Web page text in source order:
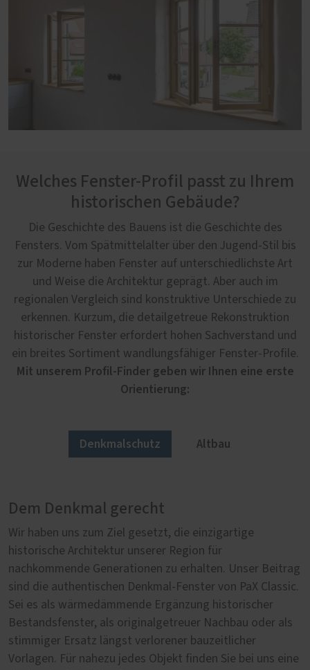
Welches Fenster-Profil passt zu Ihrem
historischen Gebäude?
Die Geschichte des Bauens ist die Geschichte des
Fensters. Vom Spätmittelalter über den Jugend-Stil bis
zur Moderne haben Fenster auf unterschiedlichste Art
und Weise die Architektur geprägt. Aber auch im
regionalen Vergleich sind konstruktive Unterschiede zu
erkennen. Kurzum, die detailgetreue Rekonstruktion
historischer Fenster erfordert hohen Sachverstand und
ein breites Sortiment wandlungsfähiger Fenster-Profile.
Mit unserem Profil-Finder geben wir Ihnen eine erste
Orientierung:
Denkmalschutz Altbau
Dem Denkmal gerecht
Wir haben uns zum Ziel gesetzt, die einzigartige
historische Architektur unserer Region für
nachkommende Generationen zu erhalten. Unser Beitrag
sind die authentischen Denkmal-Fenster von PaX Classic.
Sei es als wärmedämmende Ergänzung historischer
Bestandsfenster, als originalgetreuer Nachbau oder als
stimmiger Ersatz längst verlorener bauzeitlicher
Vorlagen. Für nahezu jedes Objekt finden Sie bei uns eine
Im Altbau authentisch
Nicht jeder Altbau steht automatisch unter
Denkmalschutz. Aber lohnt es sich deshalb eine
historische Fassade mit unpassenden Fenstern zu
entstellen? Wir sagen nein und bieten Fensterprofile von
PaX Classic, die speziell für die Sanierung von Altbau-
Immobilien entwickelt wurden. Dabei stehen sich die
harmonische Eingliederung in die Fassade und ein
zeitgemäßer Wohnkomfort nicht im Wege.